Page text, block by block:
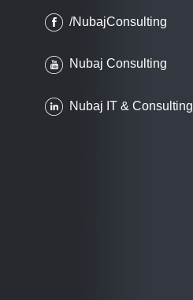
/NubajConsulting
Nubaj Consulting
Nubaj IT & Consulting